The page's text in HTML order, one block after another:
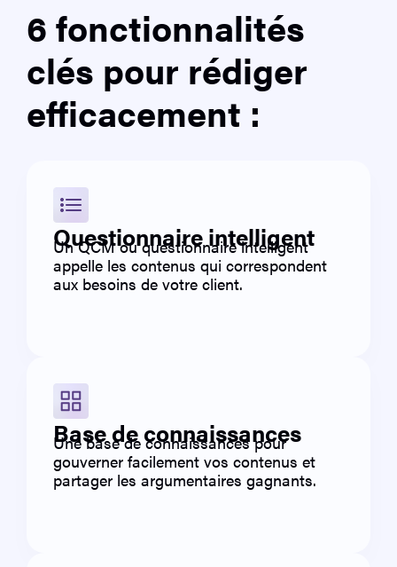
6 fonctionnalités
clés pour rédiger
efficacement :
Questionnaire intelligent
Un QCM ou questionnaire intelligent
appelle les contenus qui correspondent
aux besoins de votre client.
Base de connaissances
Une base de connaissances pour
gouverner facilement vos contenus et
partager les argumentaires gagnants.